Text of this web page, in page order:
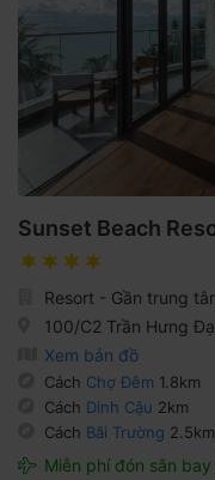
Sunset Beach
Resort - Gần trung
100/C2 Trần Hưng
Xem bản đồ
Cách Chợ Đêm 1.8km
Cách Dinh Cậu 2km
Cách Bãi Trường 2.5km
Miễn phí đón sân bay